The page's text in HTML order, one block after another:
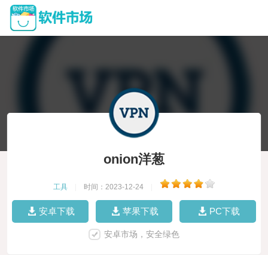
onion洋葱
工具 时间：2023-12-24
安卓下载 苹果下载 PC下载
安卓市场，安全绿色